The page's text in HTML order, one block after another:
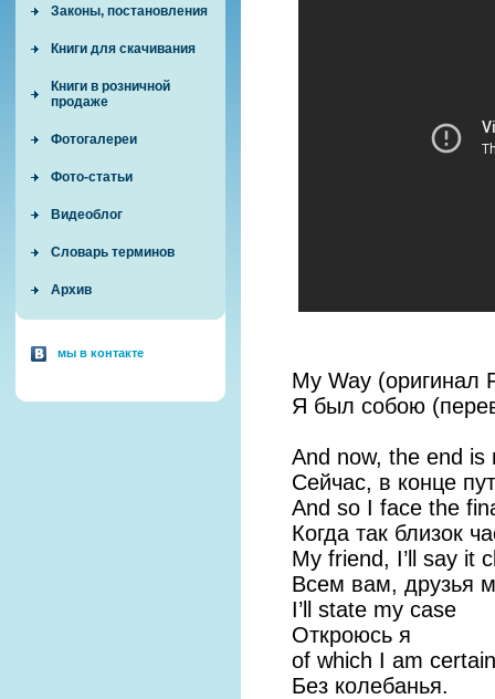
Законы, постановления
Книги для скачивания
Книги в розничной
продаже
Фотогалереи
Фото-статьи
Видеоблог
Словарь терминов
Архив
мы в контакте
My Way (оригинал
Я был собою
And now, the end is
Сейчас, в конце
And so I face the
Когда так близок
My friend, I’ll say it
Всем вам, друзья
I’ll state my case
Откроюсь я
of which I am
Без колебанья.